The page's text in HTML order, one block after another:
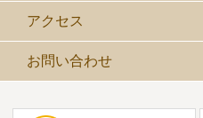
アクセス
お問い合わせ